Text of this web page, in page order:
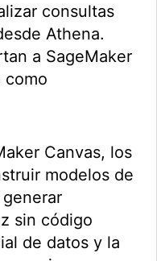
consultas
Athena.
a SageMaker
como
Canvas, los
modelos de
sin código
de datos y la